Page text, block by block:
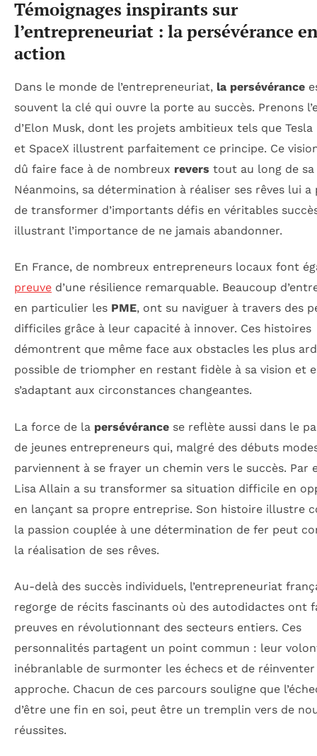
Témoignages inspirants sur
l’entrepreneuriat : la persévérance en
action
Dans le monde de l’entrepreneuriat, la persévérance
souvent la clé qui ouvre la porte au succès. Prenons
d’Elon Musk, dont les projets ambitieux tels que
et SpaceX illustrent parfaitement ce principe. Ce
dû faire face à de nombreux revers tout au long de sa
Néanmoins, sa détermination à réaliser ses rêves lui a
de transformer d’importants défis en véritables
illustrant l’importance de ne jamais abandonner.
En France, de nombreux entrepreneurs locaux font
preuve d’une résilience remarquable. Beaucoup
en particulier les PME, ont su naviguer à travers des
difficiles grâce à leur capacité à innover. Ces histoires
démontrent que même face aux obstacles les plus
possible de triompher en restant fidèle à sa vision et
s’adaptant aux circonstances changeantes.
La force de la persévérance se reflète aussi dans le
de jeunes entrepreneurs qui, malgré des débuts
parviennent à se frayer un chemin vers le succès. Par
Lisa Allain a su transformer sa situation difficile en
en lançant sa propre entreprise. Son histoire illustre
la passion couplée à une détermination de fer peut
la réalisation de ses rêves.
Au-delà des succès individuels, l’entrepreneuriat
regorge de récits fascinants où des autodidactes ont
preuves en révolutionnant des secteurs entiers. Ces
personnalités partagent un point commun : leur
inébranlable de surmonter les échecs et de réinventer
approche. Chacun de ces parcours souligne que
d’être une fin en soi, peut être un tremplin vers de
réussites.